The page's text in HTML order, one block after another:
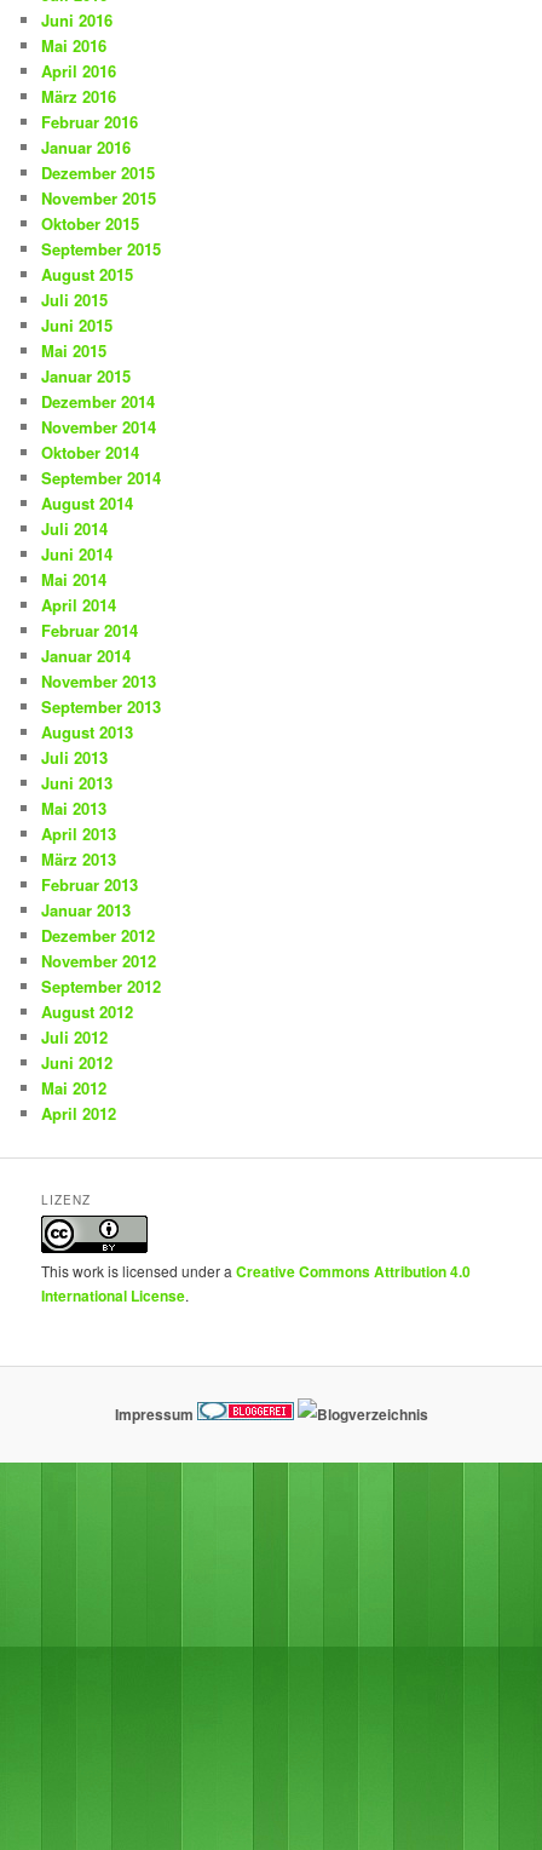
Juni 2016
Mai 2016
April 2016
März 2016
Februar 2016
Januar 2016
Dezember 2015
November 2015
Oktober 2015
September 2015
August 2015
Juli 2015
Juni 2015
Mai 2015
Januar 2015
Dezember 2014
November 2014
Oktober 2014
September 2014
August 2014
Juli 2014
Juni 2014
Mai 2014
April 2014
Februar 2014
Januar 2014
November 2013
September 2013
August 2013
Juli 2013
Juni 2013
Mai 2013
April 2013
März 2013
Februar 2013
Januar 2013
Dezember 2012
November 2012
September 2012
August 2012
Juli 2012
Juni 2012
Mai 2012
April 2012
LIZENZ
This work is licensed under aCreative Commons Attribution 4.0
International License.
Impressum